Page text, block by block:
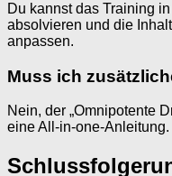
Du kannst das Training
absolvieren und die
anpassen.
Muss ich
Nein, der „Omnipotente
eine All-in-one-Anleitung.